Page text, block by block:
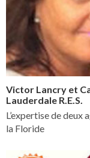
Victor Lancry et
Lauderdale R.E.S.
L’expertise de deux
la Floride